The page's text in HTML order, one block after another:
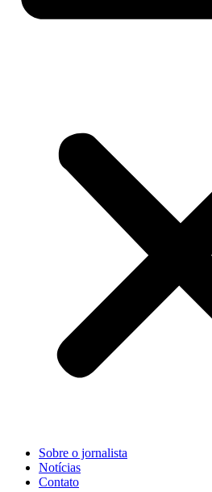
Sobre o jornalista
Notícias
Contato